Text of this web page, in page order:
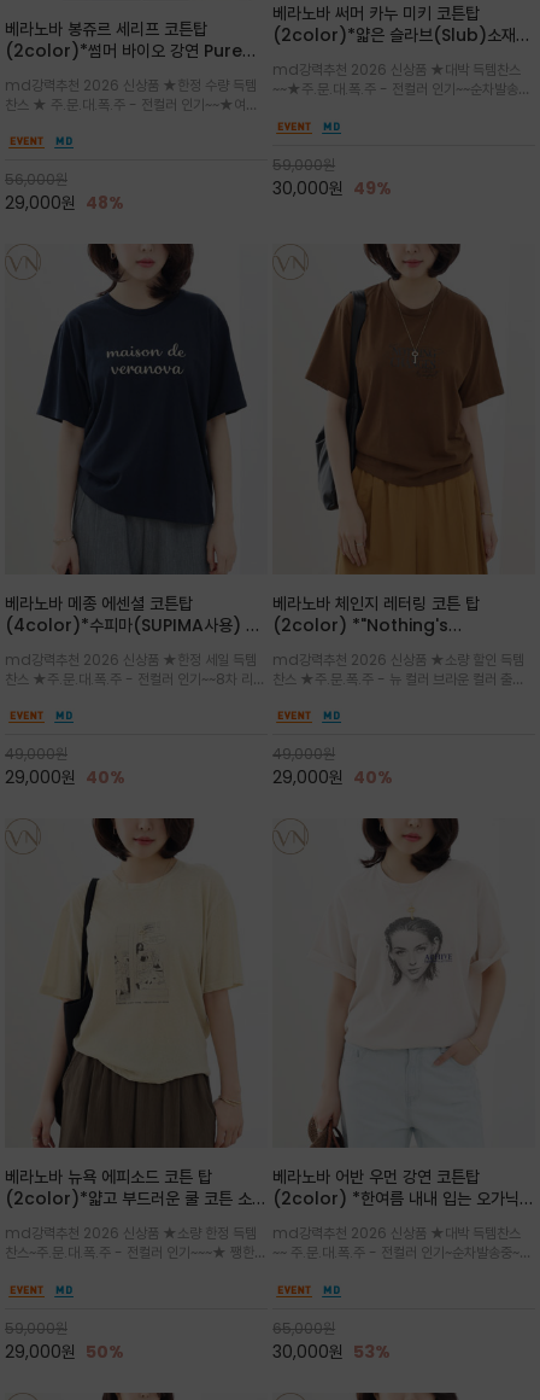
베라노바 봉쥬르 세리프 코튼탑
(2color)*썸머 바이오 강연 Pure
성적인 프랑스어 수식어를 조합
md강력추천 2026 신상품 ★한정 수량 득템
찬스 ★ 주.문.대.폭.주 - 전컬러 인기~~★여름
여유로운 감성/피부에 닿는 순간 기분 좋은 청량
56,000원
29,000원 48%
베라노바 써머 카누 미키 코튼탑
(2color)*얇은 슬라브(Slub)소재
하며, 몸에 잘 달라붙지 않아 쾌적
md강력추천 2026 신상품 ★대박 득템찬스
~~★주.문.대.폭.주 - 전컬러 인기~~순차발송중
드롭숄더 핏과 부드러운 라운드넥이 편안하며, 앞
다.
59,000원
30,000원 49%
베라노바 메종 에센셜 코튼탑
(4color)*수피마(SUPIMA사용) 레
는 레터링 티셔츠
md강력추천 2026 신상품 ★한정 세일 득템
찬스 ★주.문.대.폭.주 - 전컬러 인기~~8차 리오
픽이나 컬러 조합을 통해 'Essential'한 무드를
좋은 컬러웨이와 디자인입니다^^
49,000원
29,000원 40%
베라노바 체인지 레터링 코튼 탑
(2color) *"Nothing's
도 일어나지않는것/감각적인 레터링 프
린팅이 돋보이는 베라노바 티셔츠
md강력추천 2026 신상품 ★소량 할인 득템
찬스 ★주.문.폭.주 - 뉴 컬러 브라운 컬러 출시~
무드를 만들고 기본 베이스의 컬러감이라 출근시
럽고 유연한 코튼 소재로 편안
49,000원
29,000원 40%
베라노바 뉴욕 에피소드 코튼 탑
(2color)*얇고 부드러운 쿨 코튼 소재
고 자연스러운 멋이 있는 핏으로 여름내
내 편하고 감각적으로 입으세요
md강력추천 2026 신상품 ★소량 한정 득템
찬스~주.문.대.폭.주 - 전컬러 인기~~~★ 쨍한듯
내추럴한 컬러감이 매력적인 티셔츠/여유로운
59,000원
29,000원 50%
베라노바 어반 우먼 강연 코튼탑
(2color) *한여름 내내 입는 오가닉
워크 (Line Work) & 스케치/감각적
인 아트워크 프린트가 시선을 끄는 루즈
핏 강연티셔츠
md강력추천 2026 신상품 ★대박 득템찬스
~~ 주.문.대.폭.주 - 전컬러 인기~순차발송중~★
한 착용감을 선사하며, 자연스럽게 떨어지는 실루
으로도 포인트가 되며, 데일리 활
65,000원
30,000원 53%